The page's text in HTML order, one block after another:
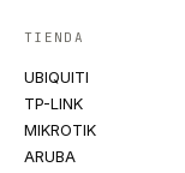
TIENDA
UBIQUITI
TP-LINK
MIKROTIK
ARUBA